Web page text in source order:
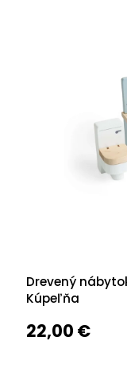
Drevený
Kúpeľňa
22,00 €